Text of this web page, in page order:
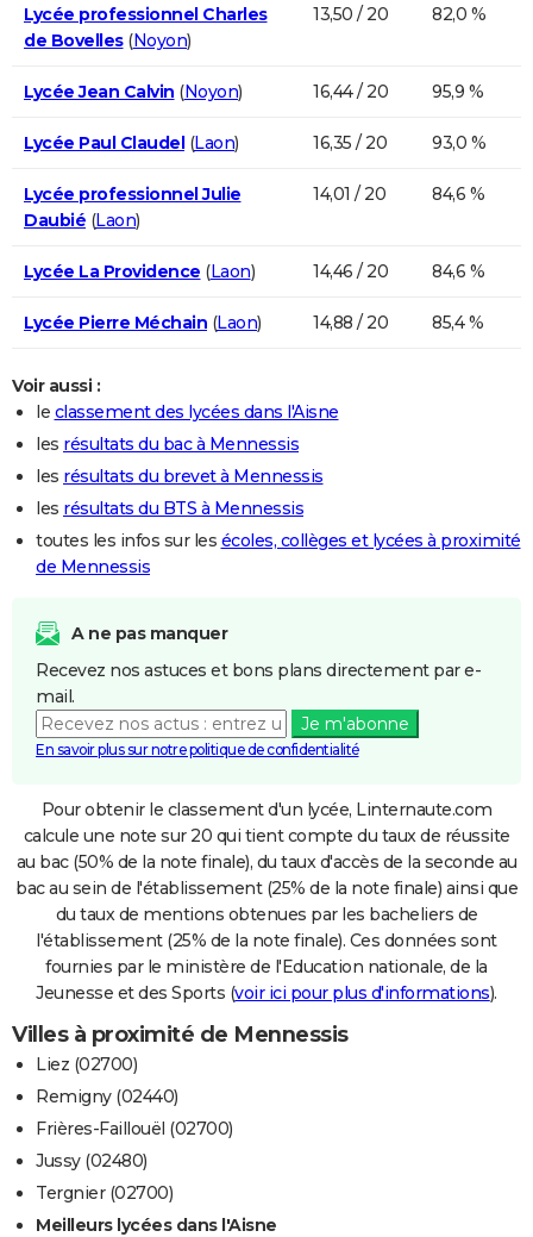
Lycée professionnel Charles
de Bovelles(Noyon)
13,50 / 20 82,0 %
Lycée Jean Calvin (Noyon) 16,44 / 20 95,9 %
Lycée Paul Claudel(Laon) 16,35 / 20 93,0 %
Lycée professionnel Julie
Daubié (Laon)
14,01 / 20 84,6 %
Lycée La Providence (Laon) 14,46 / 20 84,6 %
Lycée Pierre Méchain (Laon) 14,88 / 20 85,4 %
Voir aussi :
le classement des lycées dans l'Aisne
les résultats du bac à Mennessis
les résultats du brevet à Mennessis
les résultats du BTS à Mennessis
toutes les infos sur les écoles, collèges et lycées à proximité
de Mennessis
A ne pas manquer
Recevez nos astuces et bons plans directement par e-
mail.
Je m'abonne
En savoir plus sur notre politique de confidentialité
Pour obtenir le classement d'un lycée, Linternaute.com
calcule une note sur 20 qui tient compte du taux de réussite
au bac (50% de la note finale), du taux d'accès de la seconde au
bac au sein de l'établissement (25% de la note finale) ainsi que
du taux de mentions obtenues par les bacheliers de
l'établissement (25% de la note finale). Ces données sont
fournies par le ministère de l'Education nationale, de la
Jeunesse et des Sports (voir ici pour plus d'informations).
Villes à proximité de Mennessis
Liez (02700)
Remigny (02440)
Frières-Faillouël (02700)
Jussy (02480)
Tergnier (02700)
Meilleurs lycées dans l'Aisne